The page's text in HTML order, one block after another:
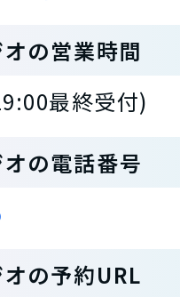
の営業時間
最終受付)
の電話番号
の予約URL